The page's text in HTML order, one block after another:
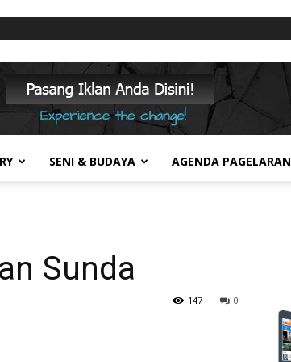
SENI & BUDAYA AGENDA PAGELARAN
Sunda
0
147